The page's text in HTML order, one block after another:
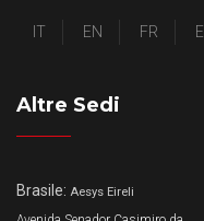
IT EN FR
Altre Sedi
Brasile: Aesys Eireli